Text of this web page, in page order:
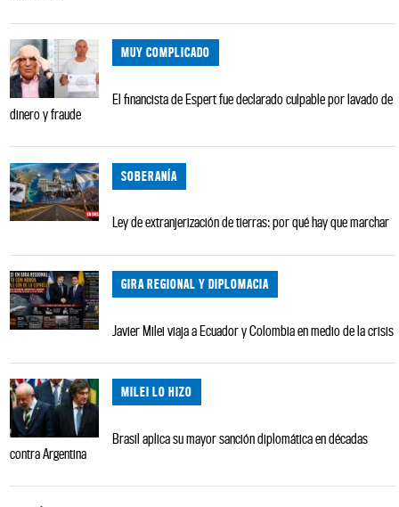
MUY COMPLICADO
El financista de Espert fue declarado culpable por lavado de
dinero y fraude
SOBERANÍA
Ley de extranjerización de tierras: por qué hay que marchar
GIRA REGIONAL Y DIPLOMACIA
Javier Milei viaja a Ecuador y Colombia en medio de la crisis
MILEI LO HIZO
Brasil aplica su mayor sanción diplomática en décadas
contra Argentina